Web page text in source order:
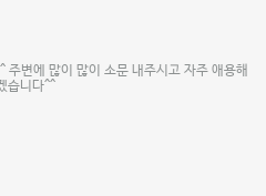
주변에 많이 많이 소문 내주시고 자주 애용해
습니다^^